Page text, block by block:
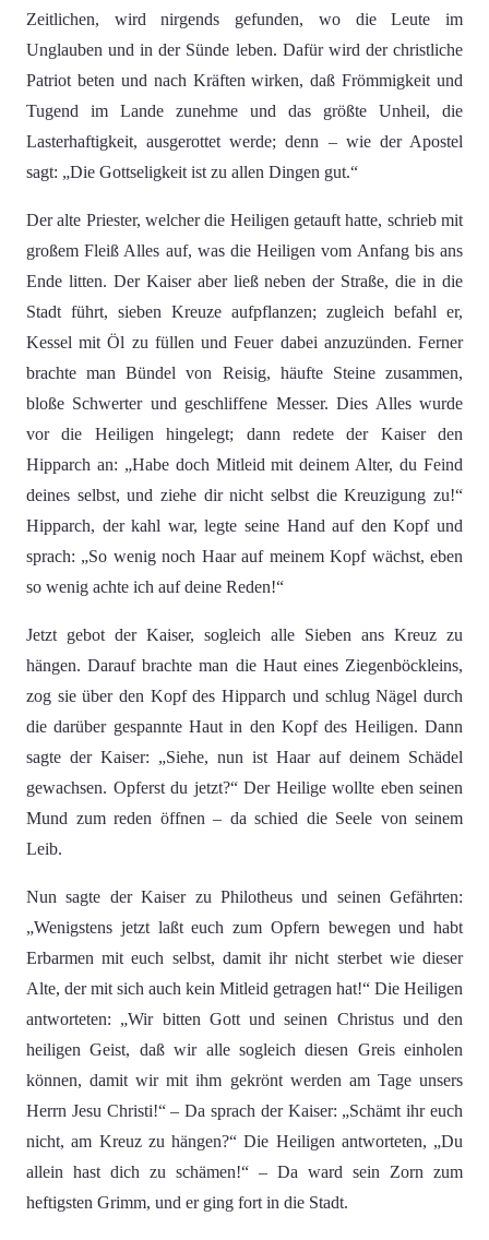
Zeitlichen, wird nirgends gefunden, wo die Leute im
Unglauben und in der Sünde leben. Dafür wird der christliche
Patriot beten und nach Kräften wirken, daß Frömmigkeit und
Tugend im Lande zunehme und das größte Unheil, die
Lasterhaftigkeit, ausgerottet werde; denn – wie der Apostel
sagt: „Die Gottseligkeit ist zu allen Dingen gut.“
Der alte Priester, welcher die Heiligen getauft hatte, schrieb mit
großem Fleiß Alles auf, was die Heiligen vom Anfang bis ans
Ende litten. Der Kaiser aber ließ neben der Straße, die in die
Stadt führt, sieben Kreuze aufpflanzen; zugleich befahl er,
Kessel mit Öl zu füllen und Feuer dabei anzuzünden. Ferner
brachte man Bündel von Reisig, häufte Steine zusammen,
bloße Schwerter und geschliffene Messer. Dies Alles wurde
vor die Heiligen hingelegt; dann redete der Kaiser den
Hipparch an: „Habe doch Mitleid mit deinem Alter, du Feind
deines selbst, und ziehe dir nicht selbst die Kreuzigung zu!“
Hipparch, der kahl war, legte seine Hand auf den Kopf und
sprach: „So wenig noch Haar auf meinem Kopf wächst, eben
so wenig achte ich auf deine Reden!“
Jetzt gebot der Kaiser, sogleich alle Sieben ans Kreuz zu
hängen. Darauf brachte man die Haut eines Ziegenböckleins,
zog sie über den Kopf des Hipparch und schlug Nägel durch
die darüber gespannte Haut in den Kopf des Heiligen. Dann
sagte der Kaiser: „Siehe, nun ist Haar auf deinem Schädel
gewachsen. Opferst du jetzt?“ Der Heilige wollte eben seinen
Mund zum reden öffnen – da schied die Seele von seinem
Leib.
Nun sagte der Kaiser zu Philotheus und seinen Gefährten:
„Wenigstens jetzt laßt euch zum Opfern bewegen und habt
Erbarmen mit euch selbst, damit ihr nicht sterbet wie dieser
Alte, der mit sich auch kein Mitleid getragen hat!“ Die Heiligen
antworteten: „Wir bitten Gott und seinen Christus und den
heiligen Geist, daß wir alle sogleich diesen Greis einholen
können, damit wir mit ihm gekrönt werden am Tage unsers
Herrn Jesu Christi!“ – Da sprach der Kaiser: „Schämt ihr euch
nicht, am Kreuz zu hängen?“ Die Heiligen antworteten, „Du
allein hast dich zu schämen!“ – Da ward sein Zorn zum
heftigsten Grimm, und er ging fort in die Stadt.